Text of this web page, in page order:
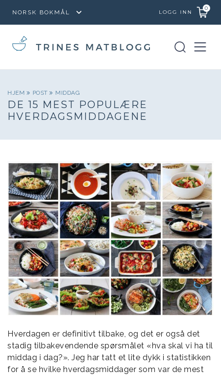
LOGG INN
0
HJEM POST MIDDAG
DE 15 MEST POPULÆRE
HVERDAGSMIDDAGENE
Hverdagen er definitivt tilbake, og det er også det
stadig tilbakevendende spørsmålet «hva skal vi ha til
middag i dag?». Jeg har tatt et lite dykk i statistikken
for å se hvilke hverdagsmiddager som var de mest